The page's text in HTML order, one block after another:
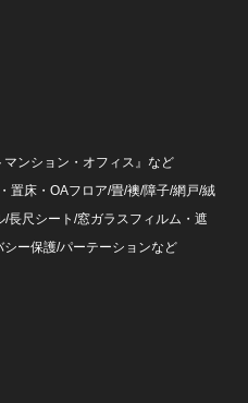
ンション・オフィス』など
置床・OAフロア/畳/襖/障子/網戸/絨
長尺シート/窓ガラスフィルム・遮
ー保護/パーテーションなど